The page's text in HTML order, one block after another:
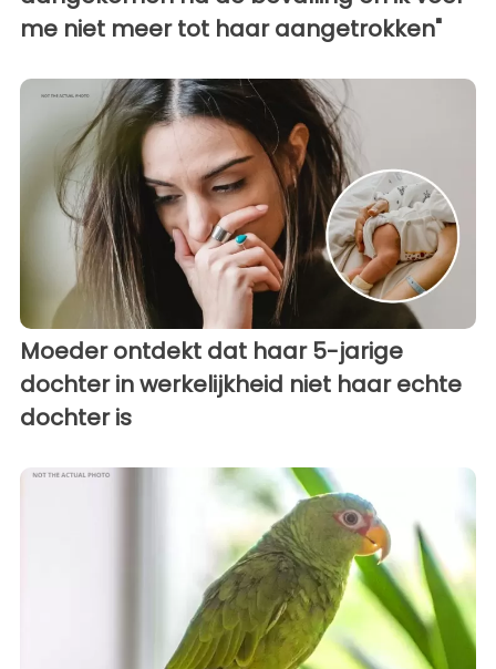
me niet meer tot haar aangetrokken"
Moeder ontdekt dat haar 5-jarige
dochter in werkelijkheid niet haar echte
dochter is